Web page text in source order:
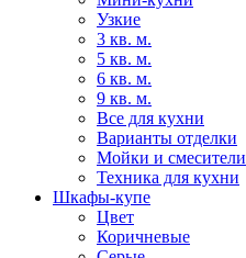
Узкие
3 кв. м.
5 кв. м.
6 кв. м.
9 кв. м.
Все для кухни
Варианты отделки
Мойки и смесители
Техника для кухни
Шкафы-купе
Цвет
Коричневые